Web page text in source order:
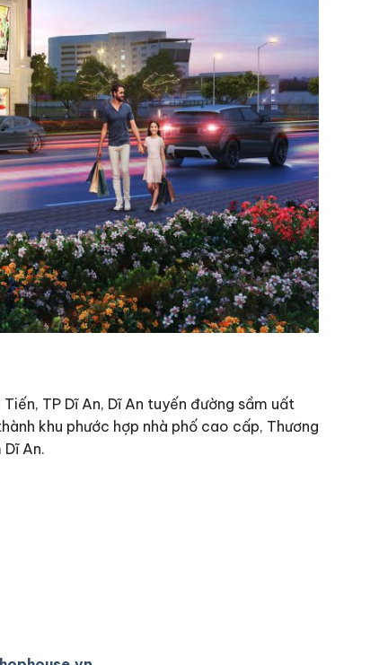
TP Dĩ An, Dĩ An tuyến đường sầm uất
khu phước hợp nhà phố cao cấp, Thương
An.